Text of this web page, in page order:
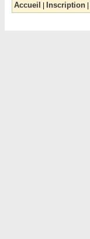
Accueil Inscription